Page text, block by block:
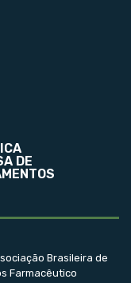
DE
Brasileira de
Farmacêutico